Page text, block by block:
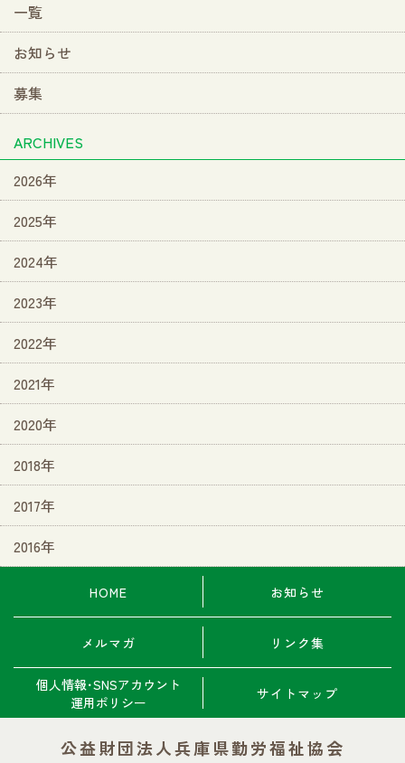
一覧
お知らせ
募集
ARCHIVES
2026年
2025年
2024年
2023年
2022年
2021年
2020年
2018年
2017年
2016年
HOME お知らせ
メルマガ リンク集
個人情報･SNSアカウント
運用ポリシー
サイトマップ
公益財団法人兵庫県勤労福祉協会